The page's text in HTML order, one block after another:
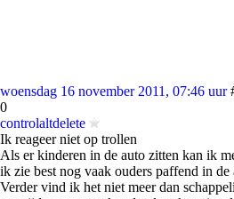
woensdag 16 november 2011, 07:46 uur
0
controlaltdelete
Ik reageer niet op trollen
Als er kinderen in de auto zitten kan ik
ik zie best nog vaak ouders paffend in
Verder vind ik het niet meer dan